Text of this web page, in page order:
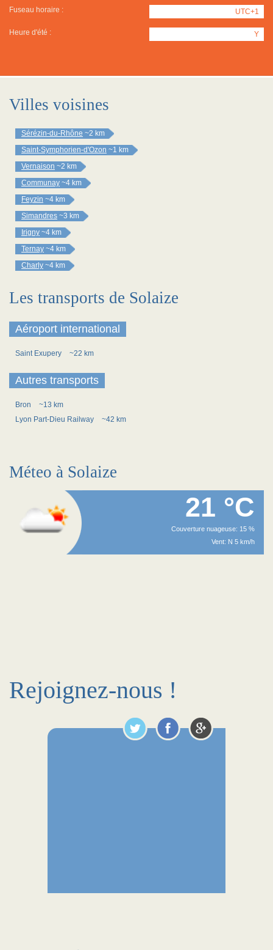
Fuseau horaire : UTC+1
Heure d'été : Y
Villes voisines
Sérézin-du-Rhône ~2 km
Saint-Symphorien-d'Ozon ~1 km
Vernaison ~2 km
Communay ~4 km
Feyzin ~4 km
Simandres ~3 km
Irigny ~4 km
Ternay ~4 km
Charly ~4 km
Les transports de Solaize
Aéroport international
Saint Exupery ~22 km
Autres transports
Bron
~13 km
Lyon Part-Dieu Railway
~42 km
Méteo à Solaize
21 °C
Couverture nuageuse: 15 %
Vent: N 5 km/h
Rejoignez-nous !